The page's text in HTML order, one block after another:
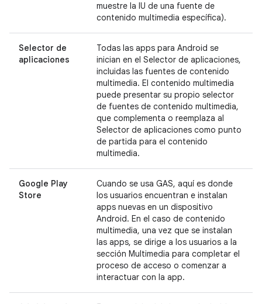
muestre la IU de una fuente de
contenido multimedia específica).
Selector de
aplicaciones
Todas las apps para Android se
inician en el Selector de aplicaciones,
incluidas las fuentes de contenido
multimedia. El contenido multimedia
puede presentar su propio selector
de fuentes de contenido multimedia,
que complementa o reemplaza al
Selector de aplicaciones como punto
de partida para el contenido
multimedia.
Google Play
Store
Cuando se usa GAS, aquí es donde
los usuarios encuentran e instalan
apps nuevas en un dispositivo
Android. En el caso de contenido
multimedia, una vez que se instalan
las apps, se dirige a los usuarios a la
sección Multimedia para completar el
proceso de acceso o comenzar a
interactuar con la app.